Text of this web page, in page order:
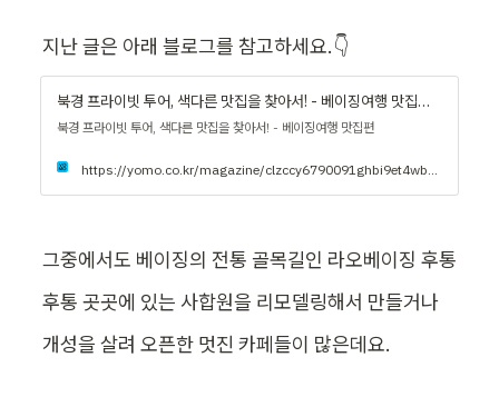
지난 글은 아래 블로그를 참고하세요.👇
북경 프라이빗 투어, 색다른 맛집을 찾아서! - 베이징여행 맛집편 - 요모
북경 프라이빗 투어, 색다른 맛집을 찾아서! - 베이징여행 맛집편
https://yomo.co.kr/magazine/clzccy6790091ghbi9et4wb5b
그중에서도 베이징의 전통 골목길인 라오베이징 후통
후통 곳곳에 있는 사합원을 리모델링해서 만들거나
개성을 살려 오픈한 멋진 카페들이 많은데요.